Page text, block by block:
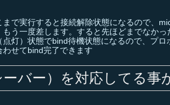
まで実行すると接続解除状態になるので、
もう一度差します。すると先ほどまでなかっ
点灯）状態でbind待機状態になるので、プロ
わせてbind完了できます
バー）を対応してる事